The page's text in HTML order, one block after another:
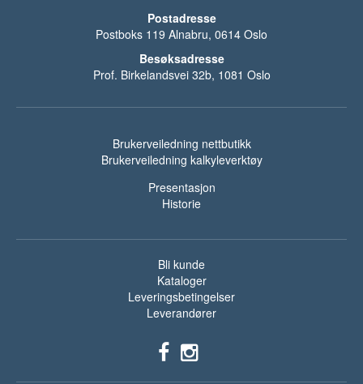
Postadresse
Postboks 119 Alnabru, 0614 Oslo
Besøksadresse
Prof. Birkelandsvei 32b, 1081 Oslo
Brukerveiledning nettbutikk
Brukerveiledning kalkyleverktøy
Presentasjon
Historie
Bli kunde
Kataloger
Leveringsbetingelser
Leverandører